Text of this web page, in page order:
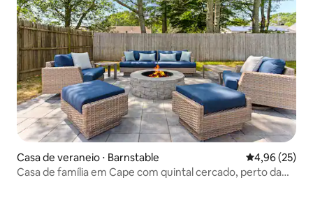
Casa de veraneio ⋅ Barnstable 4,96 de uma
4,96 (25)
Casa de família em Cape com quintal cercado, perto da